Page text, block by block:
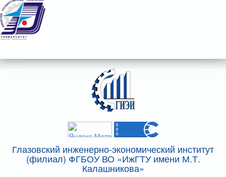
Глазовский инженерно-экономический институт
(филиал) ФГБОУ ВО «ИжГТУ имени М.Т.
Калашникова»